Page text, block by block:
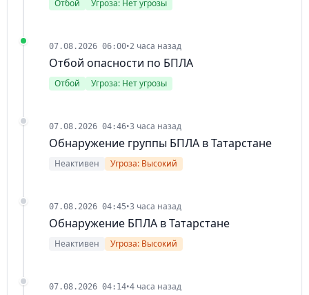
Отбой Угроза: Нет угрозы
07.08.2026 06:00•2 часа назад
Отбой опасности по БПЛА
Отбой Угроза: Нет угрозы
07.08.2026 04:46•3 часа назад
Обнаружение группы БПЛА в Татарстане
Неактивен Угроза: Высокий
07.08.2026 04:45•3 часа назад
Обнаружение БПЛА в Татарстане
Неактивен Угроза: Высокий
07.08.2026 04:14•4 часа назад